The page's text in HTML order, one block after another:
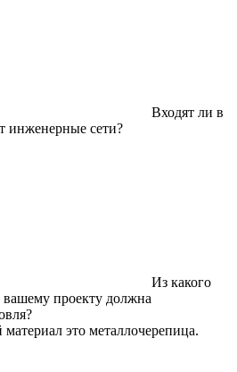
Входят ли в
инженерные сети?
Из какого
вашему проекту должна
это металлочерепица.